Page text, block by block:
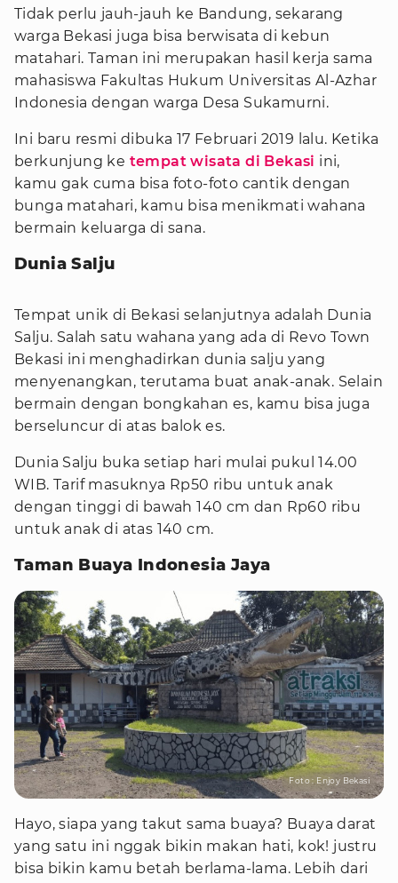
Tidak perlu jauh-jauh ke Bandung, sekarang
warga Bekasi juga bisa berwisata di kebun
matahari. Taman ini merupakan hasil kerja sama
mahasiswa Fakultas Hukum Universitas Al-Azhar
Indonesia dengan warga Desa Sukamurni.
Ini baru resmi dibuka 17 Februari 2019 lalu. Ketika
berkunjung ke tempat wisata di Bekasi ini,
kamu gak cuma bisa foto-foto cantik dengan
bunga matahari, kamu bisa menikmati wahana
bermain keluarga di sana.
Dunia Salju
Tempat unik di Bekasi selanjutnya adalah Dunia
Salju. Salah satu wahana yang ada di Revo Town
Bekasi ini menghadirkan dunia salju yang
menyenangkan, terutama buat anak-anak. Selain
bermain dengan bongkahan es, kamu bisa juga
berseluncur di atas balok es.
Dunia Salju buka setiap hari mulai pukul 14.00
WIB. Tarif masuknya Rp50 ribu untuk anak
dengan tinggi di bawah 140 cm dan Rp60 ribu
untuk anak di atas 140 cm.
Taman Buaya Indonesia Jaya
Foto : Enjoy Bekasi
Hayo, siapa yang takut sama buaya? Buaya darat
yang satu ini nggak bikin makan hati, kok! justru
bisa bikin kamu betah berlama-lama. Lebih dari